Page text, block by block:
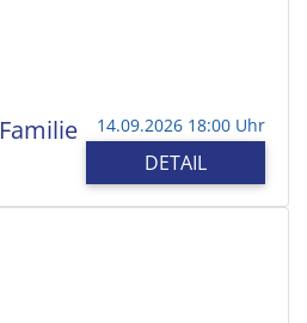
14.09.2026 18:00 Uhr
DETAIL